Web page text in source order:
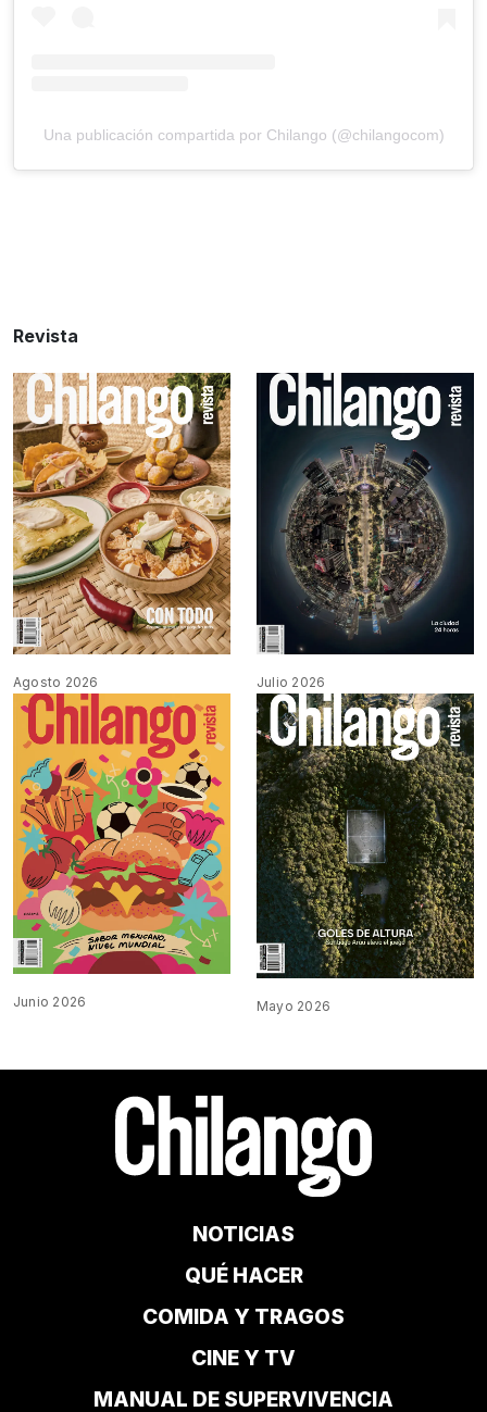
Una publicación compartida por Chilango (@chilangocom)
Revista
Agosto 2026 Julio 2026
Junio 2026 Mayo 2026
NOTICIAS
QUÉ HACER
COMIDA Y TRAGOS
CINE Y TV
MANUAL DE SUPERVIVENCIA